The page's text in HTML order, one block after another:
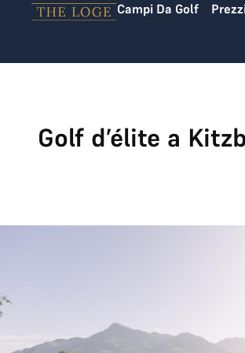
Vai al contenuto Campi Da Golf
Golf d’élite a
Austrian Alpine Open 2026 – Golf d’élite